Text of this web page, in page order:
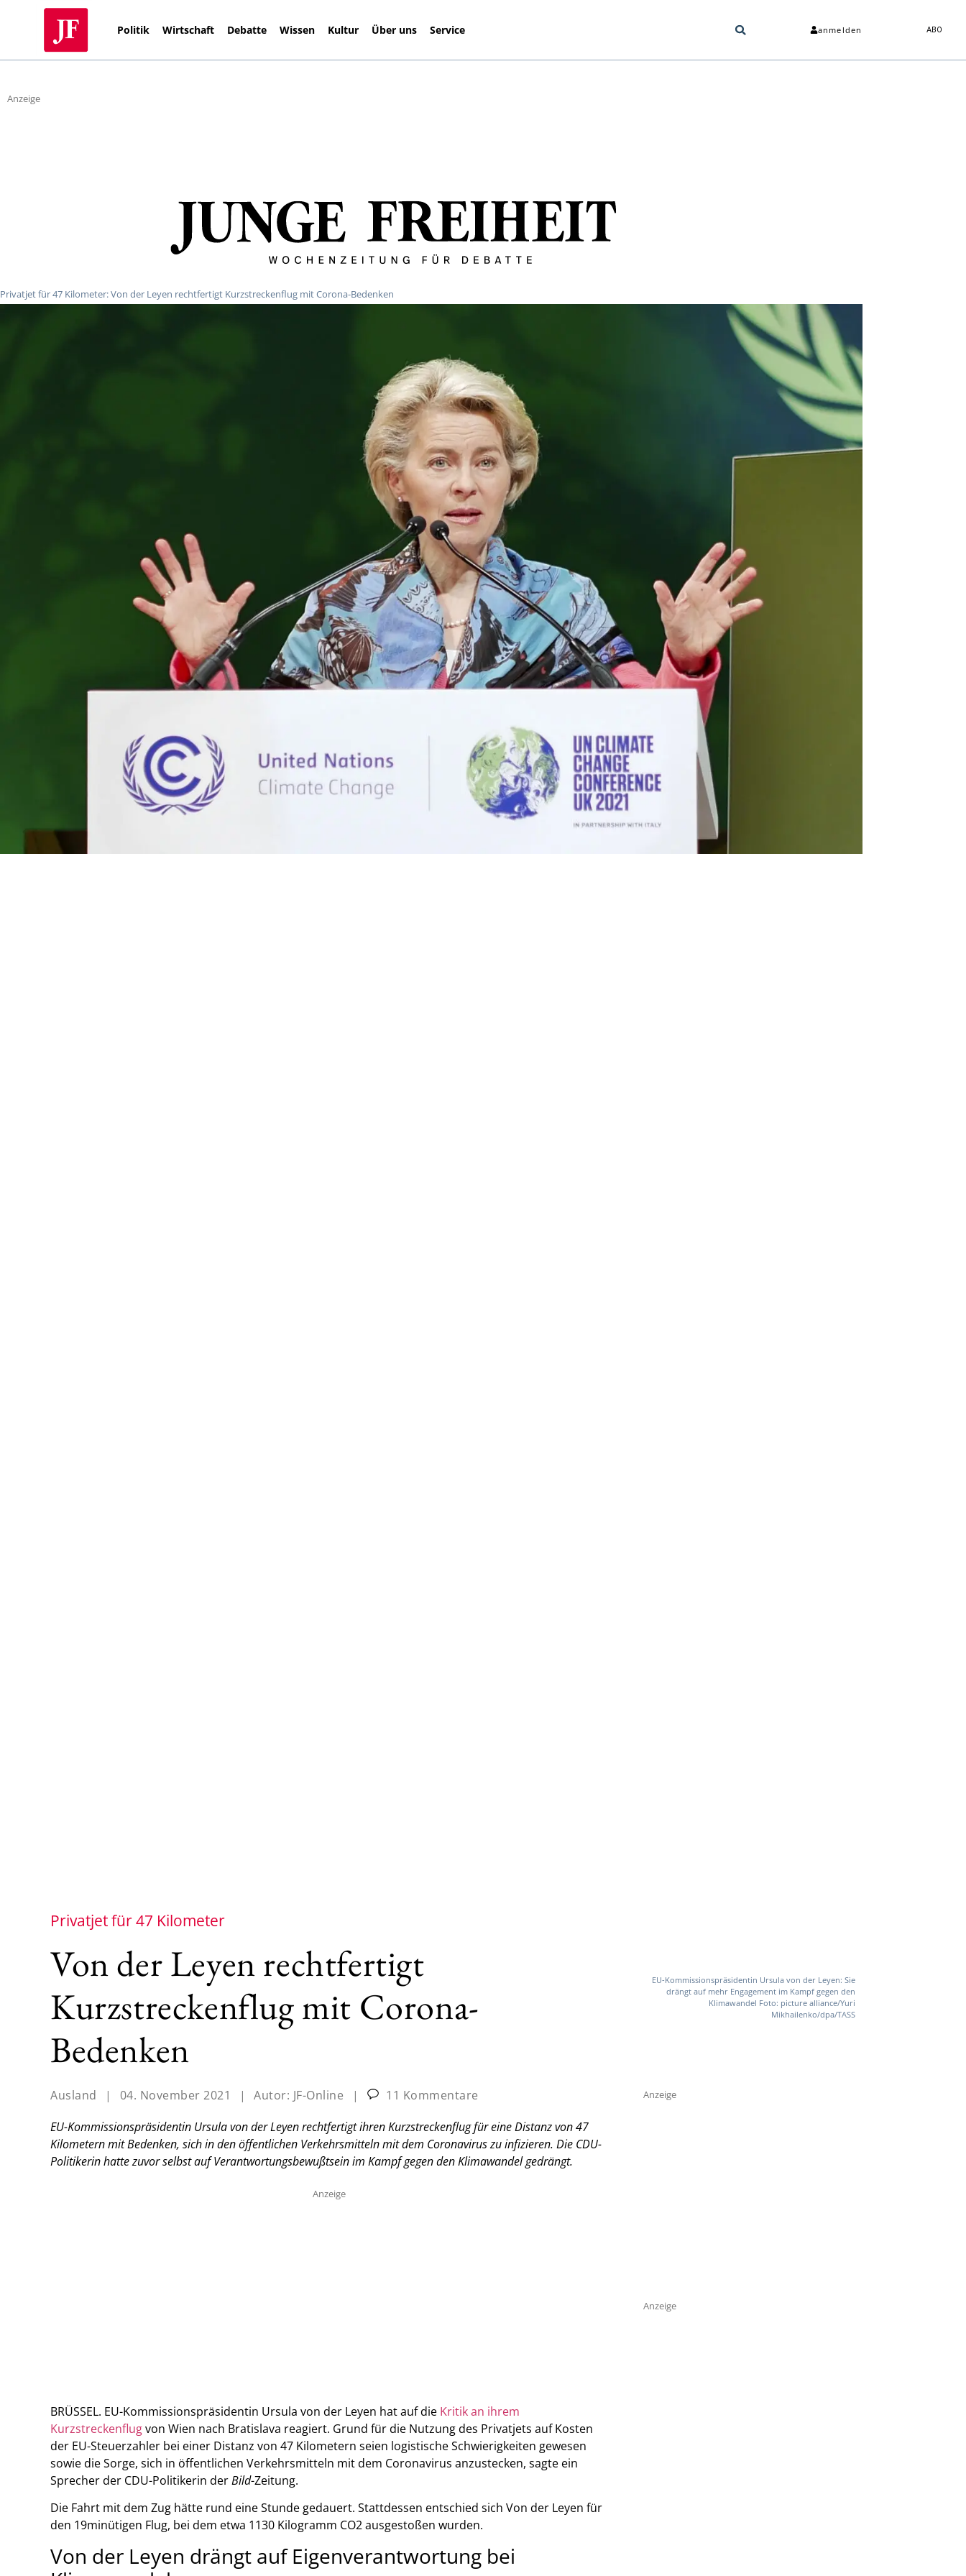
Politik Wirtschaft Debatte Wissen Kultur Über uns Service anmelden ABO
Anzeige
Privatjet für 47 Kilometer: Von der Leyen rechtfertigt Kurzstreckenflug mit Corona-Bedenken
Privatjet für 47 Kilometer
Von der Leyen rechtfertigt
Kurzstreckenflug mit Corona-
Bedenken
Ausland | 04. November 2021 | Autor: JF-Online |
11 Kommentare
EU-Kommissionspräsidentin Ursula von der Leyen rechtfertigt ihren Kurzstreckenflug für eine Distanz von 47
Kilometern mit Bedenken, sich in den öffentlichen Verkehrsmitteln mit dem Coronavirus zu infizieren. Die CDU-
Politikerin hatte zuvor selbst auf Verantwortungsbewußtsein im Kampf gegen den Klimawandel gedrängt.
Anzeige
BRÜSSEL. EU-Kommissionspräsidentin Ursula von der Leyen hat auf die Kritik an ihrem
Kurzstreckenflugvon Wien nach Bratislava reagiert. Grund für die Nutzung des Privatjets auf Kosten
der EU-Steuerzahler bei einer Distanz von 47 Kilometern seien logistische Schwierigkeiten gewesen
sowie die Sorge, sich in öffentlichen Verkehrsmitteln mit dem Coronavirus anzustecken, sagte ein
Sprecher der CDU-Politikerin derBild-Zeitung.
Die Fahrt mit dem Zug hätte rund eine Stunde gedauert. Stattdessen entschied sich Von der Leyen für
den 19minütigen Flug, bei dem etwa 1130 Kilogramm CO2 ausgestoßen wurden.
Von der Leyen drängt auf Eigenverantwortung bei
EU-Kommissionspräsidentin Ursula von der Leyen: Sie
drängt auf mehr Engagement im Kampf gegen den
Klimawandel Foto: picture alliance/Yuri
Mikhailenko/dpa/TASS
Anzeige
Anzeige